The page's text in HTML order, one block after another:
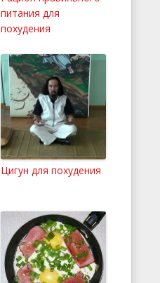
питания для
похудения
Цигун для похудения